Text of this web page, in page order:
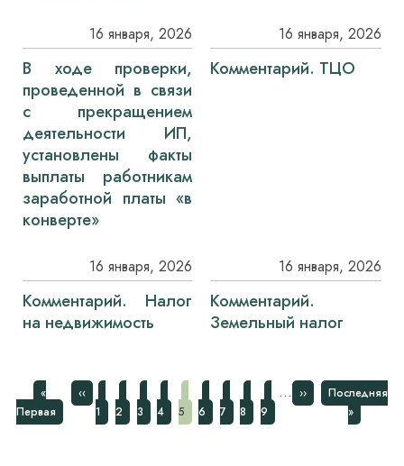
16 января, 2026
В ходе проверки,
проведенной в связи
с прекращением
деятельности ИП,
установлены факты
выплаты работникам
заработной платы «в
конверте»
16 января, 2026
Комментарий. ТЦО
16 января, 2026
Комментарий. Налог
на недвижимость
16 января, 2026
Комментарий.
Земельный налог
Нумерация
страниц
Первая
страница
«
Первая
Предыдущая
страница
‹‹
1
2
3
4
5
6
Страница
7
Страница
8
Страница
9
…
Следующая
страница
››
Последняя
страница
Последняя
»